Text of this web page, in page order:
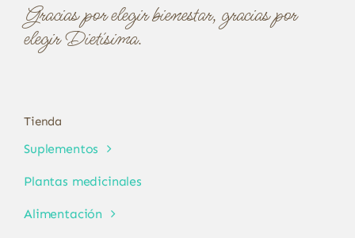
Gracias por elegir bienestar, gracias por
elegir Dietísima.
Tienda
Suplementos
Plantas medicinales
Alimentación